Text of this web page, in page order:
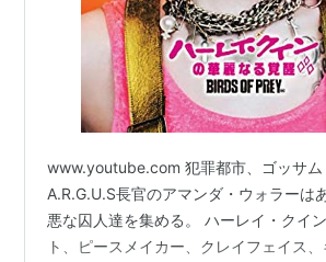
www.youtube.com 犯罪都市、ゴッサム
A.R.G.U.S長官のアマンダ・ウォラーは
悪な囚人達を集める。 ハーレイ・クイ
ト、ピースメイカー、クレイフェイス